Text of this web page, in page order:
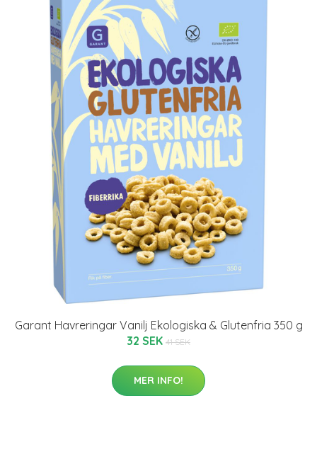
Garant Havreringar Vanilj Ekologiska & Glutenfria 350 g
32 SEK 41 SEK
MER INFO!